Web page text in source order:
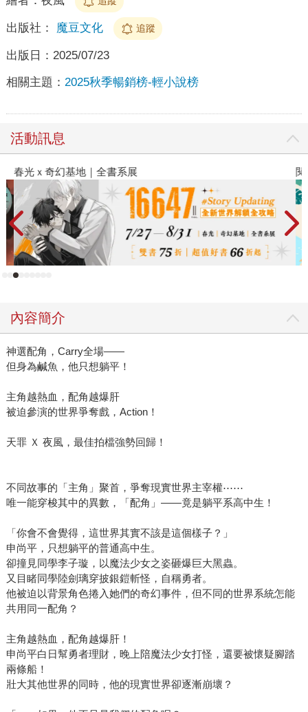
出版社： 魔豆文化 追蹤
出版日： 2025/07/23
相關主題： 2025秋季暢銷榜-輕小說榜
活動訊息
春光ｘ奇幻基地｜全書系展
內容簡介
神選配角，Carry全場——
但身為鹹魚，他只想躺平！
主角越熱血，配角越爆肝
被迫參演的世界爭奪戲，Action！
天罪 Ｘ 夜風，最佳拍檔強勢回歸！
不同故事的「主角」聚首，爭奪現實世界主宰權⋯⋯
唯一能穿梭其中的異數，「配角」——竟是躺平系高中生！
「你會不會覺得，這世界其實不該是這個樣子？」
申尚平，只想躺平的普通高中生。
卻撞見同學李子璇，以魔法少女之姿砸爆巨大黑蟲。
又目睹同學陸劍璃穿披銀鎧斬怪，自稱勇者。
他被迫以背景角色捲入她們的奇幻事件，但不同的世界系統怎能
共用同一配角？
主角越熱血，配角越爆肝！
申尚平白日幫勇者理財，晚上陪魔法少女打怪，還要被懷疑腳踏
兩條船！
壯大其他世界的同時，他的現實世界卻逐漸崩壞？